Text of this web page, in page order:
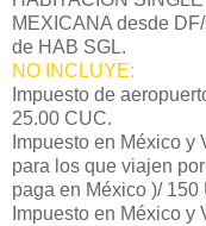
MEXICANA desde
de HAB SGL.
NO INCLUYE:
Impuesto de
25.00 CUC.
Impuesto en México
para los que viajen
paga en México )/ 150
Impuesto en México